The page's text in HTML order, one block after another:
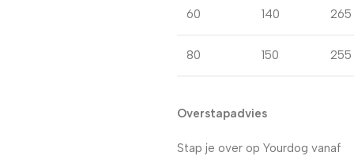
60 140 265
80 150 255
Overstapadvies
Stap je over op Yourdog vanaf